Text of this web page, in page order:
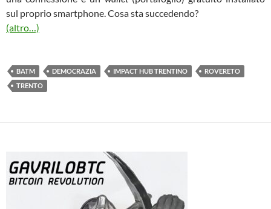
sul proprio smartphone. Cosa sta succedendo?
(altro…)
BATM DEMOCRAZIA IMPACT HUB TRENTINO
ROVERETO
TRENTO